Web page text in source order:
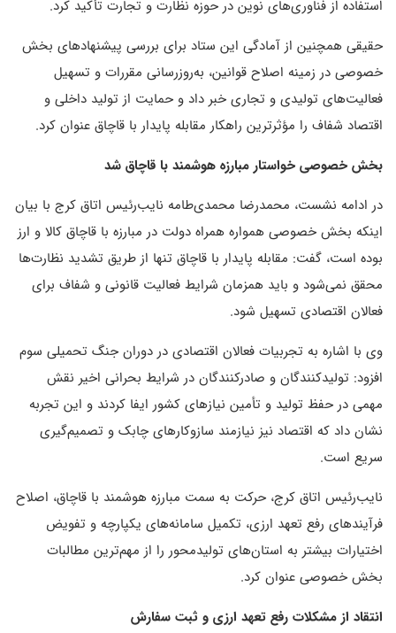
استفاده از فناوری‌های نوین در حوزه نظارت و تجارت تأکید کرد.
حقیقی همچنین از آمادگی این ستاد برای بررسی پیشنهادهای بخش
خصوصی در زمینه اصلاح قوانین، به‌روزرسانی مقررات و تسهیل
فعالیت‌های تولیدی و تجاری خبر داد و حمایت از تولید داخلی و
اقتصاد شفاف را مؤثرترین راهکار مقابله پایدار با قاچاق عنوان کرد.
بخش خصوصی خواستار مبارزه هوشمند با قاچاق شد
در ادامه نشست، محمدرضا محمدی‌طامه نایب‌رئیس اتاق کرج با بیان
اینکه بخش خصوصی همواره همراه دولت در مبارزه با قاچاق کالا و ارز
بوده است، گفت: مقابله پایدار با قاچاق تنها از طریق تشدید نظارت‌ها
محقق نمی‌شود و باید همزمان شرایط فعالیت قانونی و شفاف برای
فعالان اقتصادی تسهیل شود.
وی با اشاره به تجربیات فعالان اقتصادی در دوران جنگ تحمیلی سوم
افزود: تولیدکنندگان و صادرکنندگان در شرایط بحرانی اخیر نقش
مهمی در حفظ تولید و تأمین نیازهای کشور ایفا کردند و این تجربه
نشان داد که اقتصاد نیز نیازمند سازوکارهای چابک و تصمیم‌گیری
سریع است.
نایب‌رئیس اتاق کرج، حرکت به سمت مبارزه هوشمند با قاچاق، اصلاح
فرآیندهای رفع تعهد ارزی، تکمیل سامانه‌های یکپارچه و تفویض
اختیارات بیشتر به استان‌های تولیدمحور را از مهم‌ترین مطالبات
بخش خصوصی عنوان کرد.
انتقاد از مشکلات رفع تعهد ارزی و ثبت سفارش